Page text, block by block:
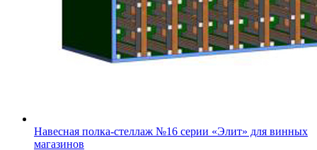
Навесная полка-стеллаж №16 серии «Элит» для винных
магазинов